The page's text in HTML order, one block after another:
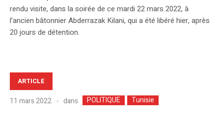
rendu visite, dans la soirée de ce mardi 22 mars 2022, à
l’ancien bâtonnier Abderrazak Kilani, qui a été libéré hier, après
20 jours de détention.
ARTICLE
11 mars 2022 dans POLITIQUE Tunisie